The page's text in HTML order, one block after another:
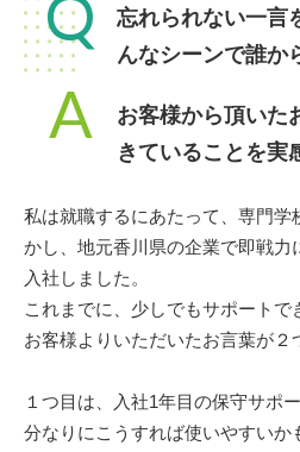
Q
忘れられない一言
んなシーンで誰か
A
お客様から頂いた
きていることを実
私は就職するにあたって、専門学
かし、地元香川県の企業で即戦力
入社しました。
これまでに、少しでもサポートで
お客様よりいただいたお言葉が２
１つ目は、入社1年目の保守サポ
分なりにこうすれば使いやすいか